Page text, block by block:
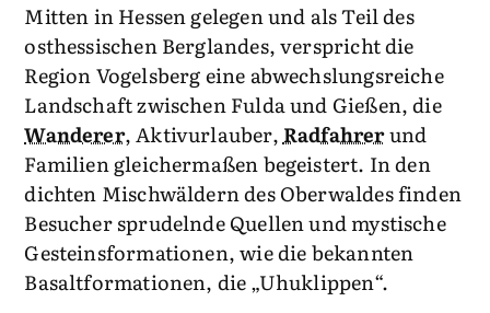
Mitten in Hessen gelegen und als Teil des
osthessischen Berglandes, verspricht die
Region Vogelsberg eine abwechslungsreiche
Landschaft zwischen Fulda und Gießen, die
Wanderer, Aktivurlauber, Radfahrerund
Familien gleichermaßen begeistert. In den
dichten Mischwäldern des Oberwaldes finden
Besucher sprudelnde Quellen und mystische
Gesteinsformationen, wie die bekannten
Basaltformationen, die „Uhuklippen“.